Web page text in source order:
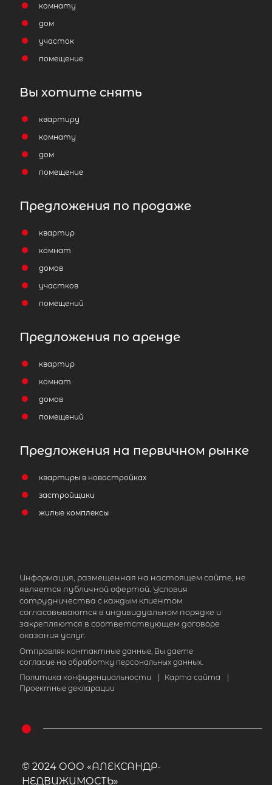
комнату
дом
участок
помещение
Вы хотите снять
квартиру
комнату
дом
помещение
Предложения по продаже
квартир
комнат
домов
участков
помещений
Предложения по аренде
квартир
комнат
домов
помещений
Предложения на первичном рынке
квартиры в новостройках
застройщики
жилые комплексы
Информация, размещенная на настоящем сайте, не
является публичной офертой. Условия
сотрудничества с каждым клиентом
согласовываются в индивидуальном порядке и
закрепляются в соответствующем договоре
оказания услуг.
Отправляя контактные данные, Вы даете
согласие на обработку персональных данных.
Политика конфиденциальности
Карта сайта
Проектные декларации
© 2024 ООО «АЛЕКСАНДР-
НЕДВИЖИМОСТЬ»